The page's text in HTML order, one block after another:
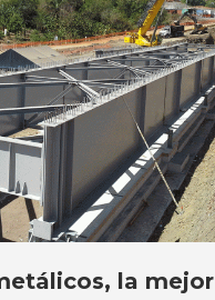
la mejor